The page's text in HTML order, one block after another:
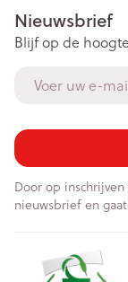
Nieuwsbrief
Blijf op de
Door op
nieuwsbrief en